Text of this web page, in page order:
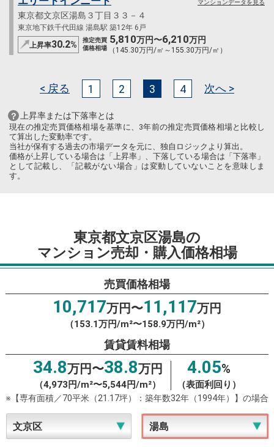
東京都文京区湯島３丁目３３－４
東京地下鉄千代田線 湯島駅 築12年 6戸
上昇率30.2%
推定売買
価格相場
5,810万円〜6,210万円
（145.30万円/㎡～155.30万円/㎡）
マンションデータを見る
< 戻る 1 2 3 4 次へ >
上昇率または下落率とは
現在の推定売買価格相場を基準に、3年前の推定売買価格相場と比較し
て算出した変動率です。
当社が保有する過去の市場データを元に、独自ロジックより算出。
価格が上昇している場合は「上昇率」、下落している場合は「下落率」
として記載し、「記載がない場合」は変動していないことを意味しま
す。
東京都文京区湯島の
マンション売却・購入価格相場
売買価格相場
10,717万円〜11,117万円
（153.1万円/m²〜158.9万円/m²）
賃貸賃料相場
34.8万円〜38.8万円
（4,973円/m²〜5,544円/m²）
4.05%
（表面利回り）
※【専有面積／70平米（21.17坪）：築年数32年（1994年）】の場合